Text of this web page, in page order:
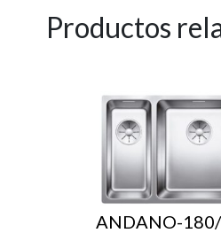
Productos
ANDANO-